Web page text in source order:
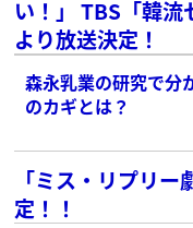
い！」 TBS「韓流
より放送決定！
森永乳業の研究で分
のカギとは？
「ミス・リプリ
定！！